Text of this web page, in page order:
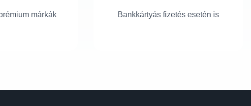
márkák Bankkártyás fizetés esetén is